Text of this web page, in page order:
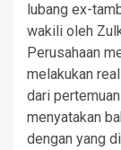
lubang ex-
wakili oleh
Perusahaan
melakukan
dari
menyatakan
dengan yang